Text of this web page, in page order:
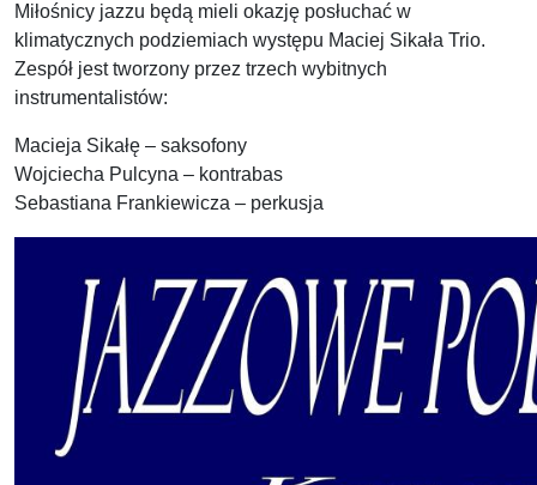
Miłośnicy jazzu będą mieli okazję posłuchać w
klimatycznych podziemiach występu Maciej Sikała Trio.
Zespół jest tworzony przez trzech wybitnych
instrumentalistów:
Macieja Sikałę – saksofony
Wojciecha Pulcyna – kontrabas
Sebastiana Frankiewicza – perkusja